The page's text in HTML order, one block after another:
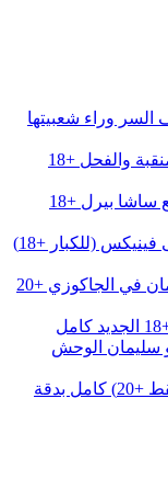
السر وراء شعبيتها
“حصريا” مشاهدة فيديو ميرا النوري المنقبة والفحل +18
“سحاقيات” مشاهدة فيديو الينا انجل مع ساشا بيرل +18
مشاهدة فيلم ساشا المصرية مع موسى فينيكس (للكبار +18)
مشاهدة فيلم بيان يونس وانطونيو سليمان في الجاكوزي +20
سليمان الوحش
فيلم يوسف خليل مع ساكورا (للكبار فقط +20) كامل بدقة